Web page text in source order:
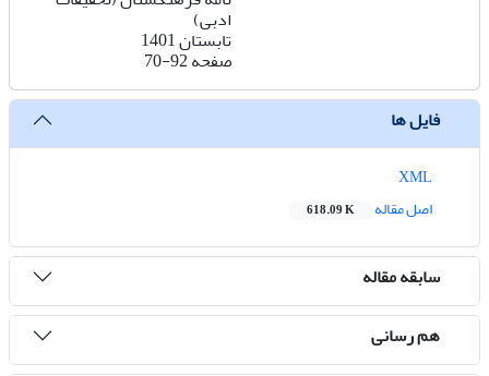
ادبی)
تابستان 1401
صفحه70-92
فایل ها
اصل مقاله
618.09 K
سابقه مقاله
هم رسانی